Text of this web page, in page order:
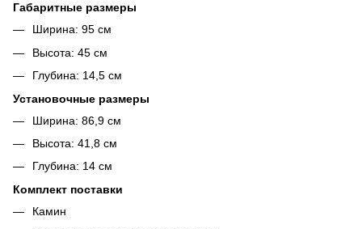
Габаритные размеры
Ширина: 95 см
Высота: 45 см
Глубина: 14,5 см
Установочные размеры
Ширина: 86,9 см
Высота: 41,8 см
Глубина: 14 см
Комплект поставки
Камин